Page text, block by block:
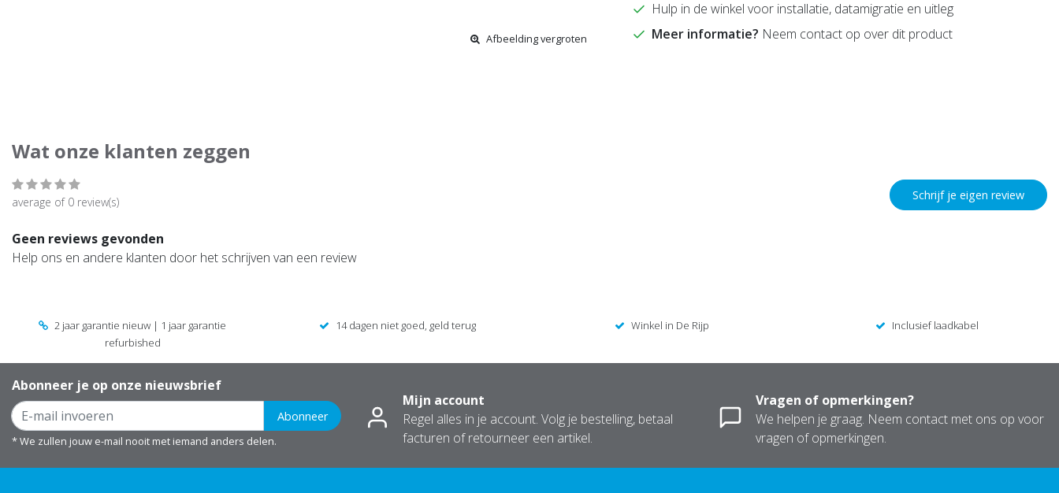
Afbeelding vergroten
Hulp in de winkel voor installatie, datamigratie en uitleg
Meer informatie? Neem contact op over dit product
Wat onze klanten zeggen
average of 0 review(s) Schrijf je eigen review
Geen reviews gevonden
Help ons en andere klanten door het schrijven van een review
2 jaar garantie nieuw | 1 jaar garantie
refurbished
14 dagen niet goed, geld terug Winkel in De Rijp Inclusief laadkabel
Abonneer je op onze nieuwsbrief
Abonneer
* We zullen jouw e-mail nooit met iemand anders delen.
Mijn account
Regel alles in je account. Volg je bestelling, betaal
facturen of retourneer een artikel.
Vragen of opmerkingen?
We helpen je graag. Neem contact met ons op voor
vragen of opmerkingen.